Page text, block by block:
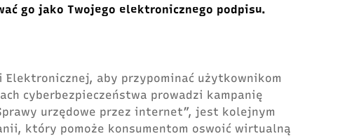
go jako Twojego elektronicznego podpisu.
Elektronicznej, aby przypominać użytkownikom
cyberbezpieczeństwa prowadzi kampanię
urzędowe przez internet”, jest kolejnym
który pomoże konsumentom oswoić wirtualną